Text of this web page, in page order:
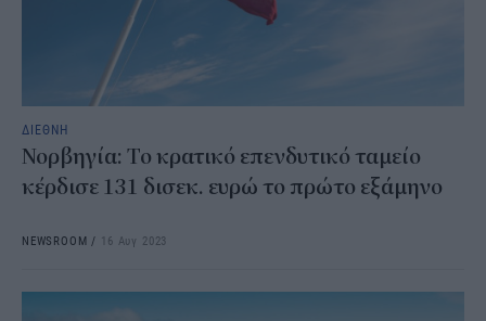
ΔΙΕΘΝΗ
Νορβηγία: Το κρατικό επενδυτικό ταμείο
κέρδισε 131 δισεκ. ευρώ το πρώτο εξάμηνο
NEWSROOM / 16 Αυγ 2023